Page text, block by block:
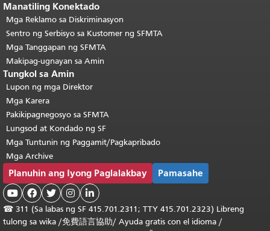
Manatiling Konektado
Mga Reklamo sa Diskriminasyon
Sentro ng Serbisyo sa Kustomer ng SFMTA
Mga Tanggapan ng SFMTA
Makipag-ugnayan sa Amin
Tungkol sa Amin
Lupon ng mga Direktor
Mga Karera
Pakikipagnegosyo sa SFMTA
Lungsod at Kondado ng SF
Mga Tuntunin ng Paggamit/Pagkapribado
Mga Archive
Planuhin ang Iyong Paglalakbay Pamasahe
    
☎ 311 (Sa labas ng SF 415.701.2311; TTY 415.701.2323) Libreng
tulong sa wika /免費語言協助/ Ayuda gratis con el idioma /